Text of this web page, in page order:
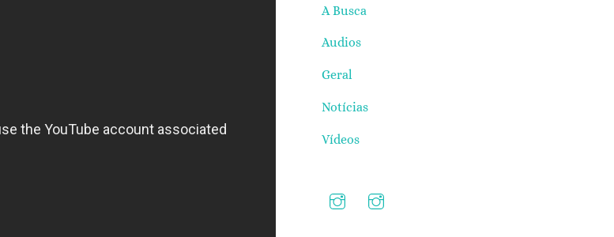
A Busca
Audios
Geral
Notícias
Vídeos